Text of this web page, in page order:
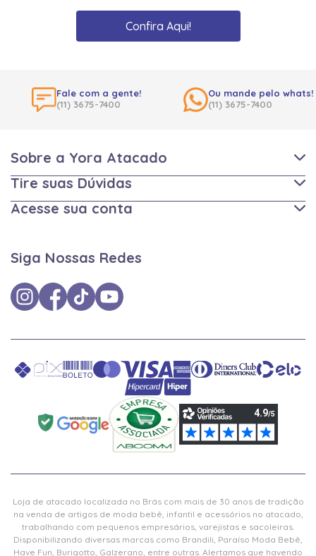
Confira Aqui!
Fale com a gente!
(11) 3675-7400
Ou mande pelo whats!
(11) 3675-7400
Sobre a Yora Atacado
Tire suas Dúvidas
Acesse sua conta
Siga Nossas Redes
Loja de atacado localizada no Brás com mais de 30 anos de tradição
na venda de artigos de moda bebê, infantil e acessórios no atacado,
trabalhando com pequenos empresários, varejistas e sacoleiras.
Disponibilizando diversas marcas como Brandili, Paraíso Moda Bebê,
Have Fun, Burigotto, Galzerano, entre outras. Alertamos que havendo